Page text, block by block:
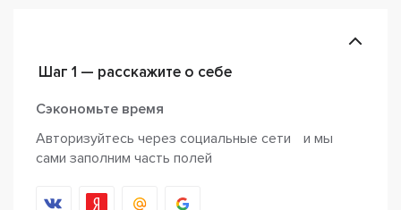
Шаг 1 — расскажите о себе
Сэкономьте время
Авторизуйтесь через социальные сети и мы
сами заполним часть полей